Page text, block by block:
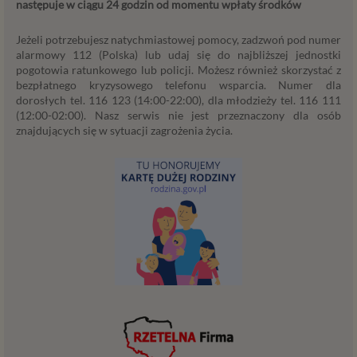
następuje w ciągu 24 godzin od momentu wpłaty środków
Jeżeli potrzebujesz natychmiastowej pomocy, zadzwoń pod numer
alarmowy 112 (Polska) lub udaj się do najbliższej jednostki
pogotowia ratunkowego lub policji. Możesz również skorzystać z
bezpłatnego kryzysowego telefonu wsparcia. Numer dla
dorosłych tel. 116 123 (14:00-22:00), dla młodzieży tel. 116 111
(12:00-02:00). Nasz serwis nie jest przeznaczony dla osób
znajdujących się w sytuacji zagrożenia życia.
usługach) jak również prowadzenie marketingu i
Psychorada.pl w serwisie administratora (np. jeśli
interesujesz się psychologią dziecka i oglądasz
materiały na ten temat w Psychorada.pl to możemy
Ci wyświetlić reklamę na podobny temat).
Twoja dobrowolna zgoda. Aby móc pokazać
interesujące Cię oferty reklamowe (np. produktu lub
i ich przedstawiciele muszą mieć możliwość
przetwarzania Twoich danych. Udzielenie takiej
zgody jest całkowicie dobrowolne, i jeśli nie chcesz,
nie musisz jej udzielać. Dzięki naszemu rozwiązaniu
masz również możliwość ograniczenia zakresu lub
zmiany zgody w dowolnym momencie.
Twoje dane, w ramach naszych usług, przetwarzane będą
podmiot przetwarzający dane jednej z dopuszczonych
przez RODO podstaw prawnych i wyłącznie w celu
dostosowanym do danej podstawy, zgodnie z opisem